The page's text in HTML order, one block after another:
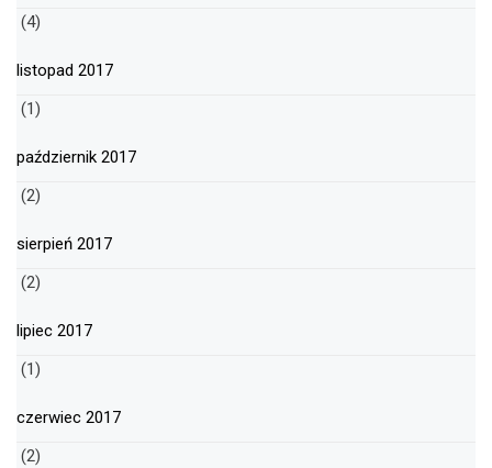
(4)
listopad 2017
(1)
październik 2017
(2)
sierpień 2017
(2)
lipiec 2017
(1)
czerwiec 2017
(2)